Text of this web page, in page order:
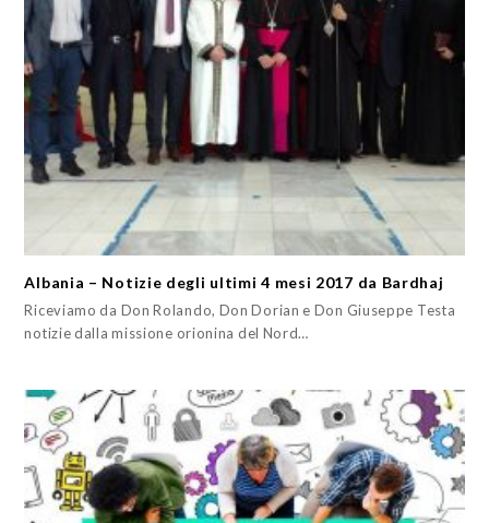
Albania – Notizie degli ultimi 4 mesi 2017 da Bardhaj
Riceviamo da Don Rolando, Don Dorian e Don Giuseppe Testa
notizie dalla missione orionina del Nord…